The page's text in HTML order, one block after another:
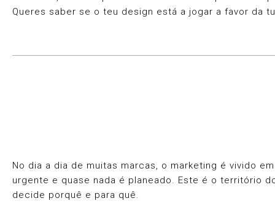
Queres saber se o teu design está a jogar a favor da
No dia a dia de muitas marcas, o marketing é vivido
urgente e quase nada é planeado. Este é o território
decide porquê e para quê.